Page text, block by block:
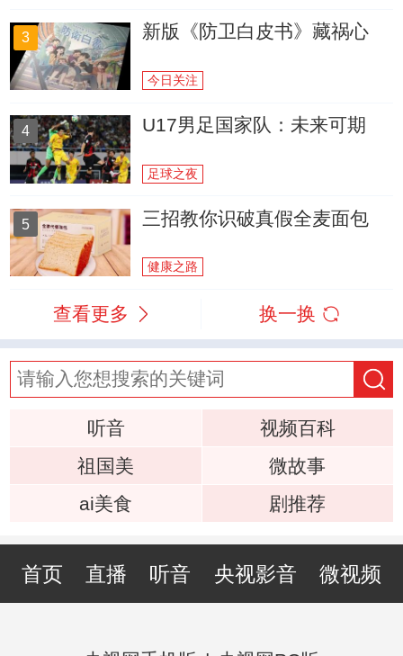
3 新版《防卫白皮书》藏祸心
今日关注
4 U17男足国家队：未来可期
足球之夜
5 三招教你识破真假全麦面包
健康之路
查看更多 换一换
听音
视频百科
祖国美
微故事
ai美食
剧推荐
首页 直播 听音 央视影音 微视频